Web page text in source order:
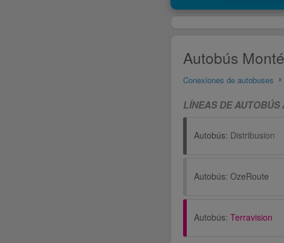
Autobús
Conexiones de autobuses
LÍNEAS DE
Autobús: Distribusion
Autobús: OzeRoute
Autobús: Terravision